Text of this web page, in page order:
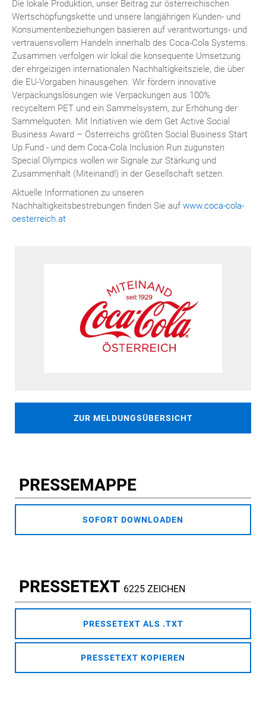
Die lokale Produktion, unser Beitrag zur österreichischen
Wertschöpfungskette und unsere langjährigen Kunden- und
Konsumentenbeziehungen basieren auf verantwortungs- und
vertrauensvollem Handeln innerhalb des Coca-Cola Systems.
Zusammen verfolgen wir lokal die konsequente Umsetzung
der ehrgeizigen internationalen Nachhaltigkeitsziele, die über
die EU-Vorgaben hinausgehen. Wir fördern innovative
Verpackungslösungen wie Verpackungen aus 100%
recyceltem PET und ein Sammelsystem, zur Erhöhung der
Sammelquoten. Mit Initiativen wie dem Get Active Social
Business Award – Österreichs größten Social Business Start
Up Fund - und dem Coca-Cola Inclusion Run zugunsten
Special Olympics wollen wir Signale zur Stärkung und
Zusammenhalt (Miteinand!) in der Gesellschaft setzen.
Aktuelle Informationen zu unseren
Nachhaltigkeitsbestrebungen finden Sie auf www.coca-cola-
oesterreich.at
ZUR MELDUNGSÜBERSICHT
PRESSEMAPPE
SOFORT DOWNLOADEN
PRESSETEXT 6225 ZEICHEN
PRESSETEXT ALS .TXT
PRESSETEXT KOPIEREN